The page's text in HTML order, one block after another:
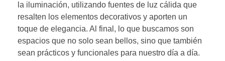
la iluminación, utilizando fuentes de luz cálida que
resalten los elementos decorativos y aporten un
toque de elegancia. Al final, lo que buscamos son
espacios que no solo sean bellos, sino que también
sean prácticos y funcionales para nuestro día a día.